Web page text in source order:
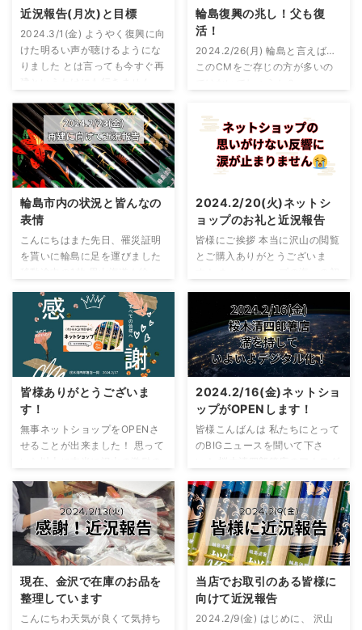
るやさしい質感── 漆の深い艶
と美しさを纏った「輪島本漆塗
り箸」は、日々の食卓に小さな
贅沢を添える特別な一膳。 輪島
塗りのお箸とともに時を重ねる
喜びを、ぜひご堪能ください。
インフォメーション 輪島本塗箸
43選 輪島塗箸20選 三膳入り＆
五膳入り5選 お箸は ...
言葉はあります 今回書かせても
らった方言は私の知りうる言葉
ということでご理解ください
輪島の方言 一般的に使う輪島の
方言すごいへどい元気でした
か？そくせいかい？大丈夫だ
早よせーま！頭こべ犬えにサザ
エさんぜぇあなたんなあなた達
なーらっちゃ(なーらち ...
近況報告(月次)と目標
2024.3/1(金) ようやく復興に向
けた明るい声が聴けるようにな
りました とは言っても今すぐ再
こなしている…という感じです
先日はようやく罹災証明を貰っ
てきました 住宅は罹災証明、工
場二つは被災証明なので住宅に
関しては支援金と義援金と再建
で補助金を貰えますが、工場に
関しては「0」 ということで自
己資金で再建になります(クラウ
ドファンディングはすごく悩み
ました
) 今、クラウドファン
ディングをしない理由 お箸の頭
を切る機械も頭に漆を塗る機械
も壊れ ...
輪島復興の兆し！父も復
活！
2024.2/26(月) 輪島と言えば…
このCMをご存じの方が多いの
tch?v=jSx_nr2Err4 YOUTUBE
から引用 かなりインパクトが強
いＣＭ
「プハァァ～
」っと
振り返る子供の現在の年齢は…
んです
たしか、たか●やさん
の息子さんと聞いた記憶が… 朝
市、新鮮な魚介、高州園、能
登、そしてその次くらいに来る
キーワードが「輪島塗」 この歳
になって思うのは、伝統を受け
継がれてきた輪島塗は重厚感や
輪島市内の状況と皆んなの
表情
こんにちはまた先日、罹災証明
を貰いに輪島に足を運びました
が、まだまだ応急処置なので見
るに堪えない状況です 特に横田
～越の原… この区間がかなり酷
く見えました
こんなガードレ
ール見たことあります？ 地震の
凄惨さを伺えます… この状況で
すが、一歩一歩確実に復興に向
けて前進！ 工事関係者の方の危
険を顧みず復旧に全力を注いで
くれています 警察も全国から能
登に来てくれてます 本当に感謝
しかないです
ありがとうござ
います
今回は輪島市役所まで
罹災証明書を ...
2024.2/20(火)ネットシ
ョップのお礼と近況報告
皆様にご挨拶 本当に沢山の閲覧
とご購入ありがとうございま
船出となりましたことをここに
深くお礼を申し上げます 本当に
心から感謝いたします
現在は
白山市にいる桜木家ですが、先
日また輪島に行ってきました
2024.2/18(日) 倒壊した工場の
中から何とか商品を僅かですが
持ち出せました 作業もひと段落
したので、お昼はマリンタウン
の駐車場でおにぎりを食べまし
た(父、母、妹1号、妹2号、私)
マリンタウンの仮設住宅 建設に
あたってる作業員の皆さんがめ
っちゃ ...
皆様ありがとうございま
す！
無事ネットショップをOPENさ
せることが出来ました！ 思って
した 心から感謝の気持ちを申し
上げます
震災に遭うまではサ
イトを作ることもホワンと宙に
浮いた感じでしたし、ましてネ
ットショップをOPENさせるこ
とも考えてもいませんでした 準
備期間もほとんどない状態で 急
ピッチな計画で、「とりあえず
やったれ的な感じで」準備しな
2024.2/16(金)ネットショ
ップがOPENします！
皆様こんばんは 私たちにとって
のBIGニュースを聞いて下さ
れまで七転八倒でやってきた桜
木家の生業の「お箸作り」がネ
ットショップで復活します 「な
～んだネットショップか」 そう
思うでしょう
ですが もちろ
んネットショップを作ったのも
初めてです 完全アナログからデ
ジタル化なんです
張します！ …といってもまだ生
現在、金沢で在庫のお品を
整理しています
こんにちわ天気が良くて気持ち
当店でお取引のある皆様に
向けて近況報告
2024.2/9(金) はじめに、 沢山